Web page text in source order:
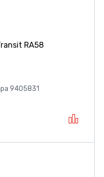
RA58
9405831